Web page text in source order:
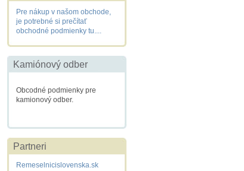
Pre nákup v našom obchode,
je potrebné si prečítať
obchodné podmienky tu....
Kamiónový odber
Obcodné podmienky pre
kamionový odber.
Partneri
Remeselnicislovenska.sk